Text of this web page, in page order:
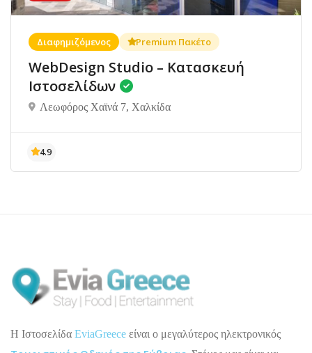
Διαφημιζόμενος Premium Πακέτο
WebDesign Studio – Κατασκευή
Ιστοσελίδων
Λεωφόρος Χαϊνά 7, Χαλκίδα
H Ιστοσελίδα EviaGreece είναι ο μεγαλύτερος ηλεκτρονικός